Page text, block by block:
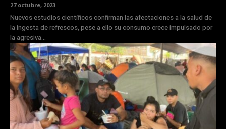
27 octubre, 2023
Nuevos estudios científicos confirman las afectaciones a la salud de
la ingesta de refrescos, pese a ello su consumo crece impulsado por
la agresiva...